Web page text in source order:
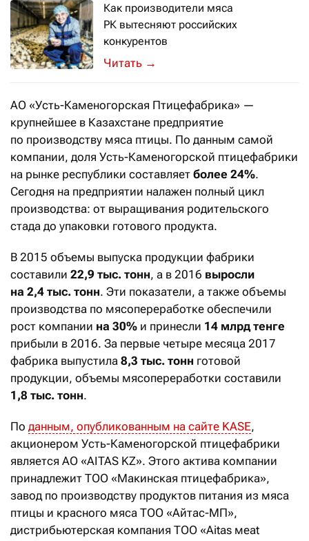
Как производители мяса
РК вытесняют российских
конкурентов
Усть-Каменогорская
→
АО «Усть-Каменогорская Птицефабрика» —
крупнейшее в Казахстане предприятие
по производству мяса птицы. По данным самой
компании, доля Усть-Каменогорской птицефабрики
на рынке республики составляет более 24%.
Сегодня на предприятии налажен полный цикл
производства: от выращивания родительского
стада до упаковки готового продукта.
В 2015 объемы выпуска продукции фабрики
составили 22,9 тыс. тонн, а в 2016 выросли
на 2,4 тыс. тонн. Эти показатели, а также объемы
производства по мясопереработке обеспечили
рост компании на 30% и принесли 14 млрд тенге
прибыли в 2016. За первые четыре месяца 2017
фабрика выпустила 8,3 тыс. тонн готовой
продукции, объемы мясопереработки составили
1,8 тыс. тонн.
По данным, опубликованным на сайте KASE,
акционером Усть-Каменогорской птицефабрики
является АО «AITAS KZ». Этого актива компании
принадлежит ТОО «Макинская птицефабрика»,
завод по производству продуктов питания из мяса
птицы и красного мяса ТОО «Айтас-МП»,
дистрибьютерская компания ТОО «Aitas меаt